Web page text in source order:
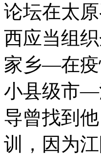
论坛在太
西应当组
家乡—在疫
小县级市—
导曾找到
训，因为